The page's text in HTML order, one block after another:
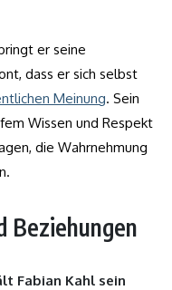
er seine
dass er sich selbst
Meinung. Sein
Wissen und Respekt
die Wahrnehmung
Beziehungen
Fabian Kahl sein